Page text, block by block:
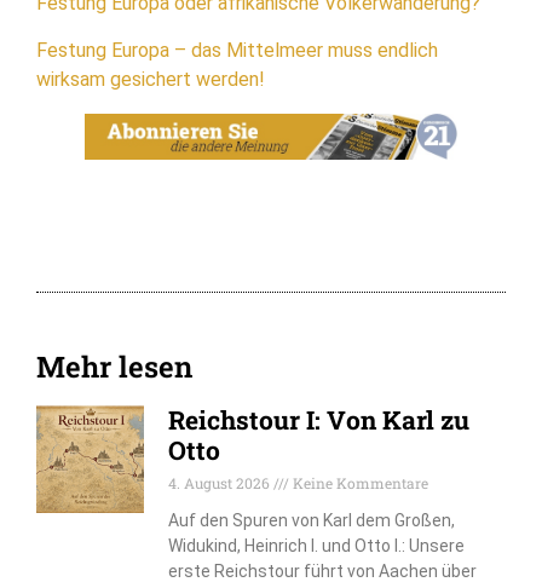
Festung Europa – das Mittelmeer muss endlich
wirksam gesichert werden!
Mehr lesen
Reichstour I: Von Karl zu
Otto
4. August 2026
Keine Kommentare
Auf den Spuren von Karl dem Großen,
Widukind, Heinrich I. und Otto I.: Unsere
erste Reichstour führt von Aachen über